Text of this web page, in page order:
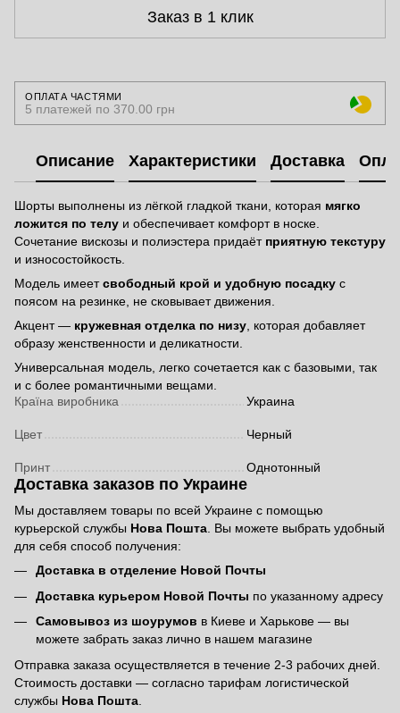
Заказ в 1 клик
ОПЛАТА ЧАСТЯМИ
5 платежей по 370.00 грн
Описание Характеристики Доставка
Шорты выполнены из лёгкой гладкой ткани, которая мягко
ложится по телу и обеспечивает комфорт в носке.
Сочетание вискозы и полиэстера придаёт приятную текстуру
и износостойкость.
Модель имеетсвободный крой и удобную посадку с
поясом на резинке, не сковывает движения.
Акцент — кружевная отделка по низу , которая добавляет
образу женственности и деликатности.
Универсальная модель, легко сочетается как с базовыми, так
и с более романтичными вещами.
Країна виробника
Украина
Цвет Черный
Принт Однотонный
Доставка заказов по Украине
Мы доставляем товары по всей Украине с помощью
курьерской службы Нова Пошта. Вы можете выбрать удобный
для себя способ получения:
Доставка в отделение Новой Почты
Доставка курьером Новой Почты по указанному адресу
Самовывоз из шоурумов в Киеве и Харькове — вы
можете забрать заказ лично в нашем магазине
Отправка заказа осуществляется в течение 2-3 рабочих дней.
Стоимость доставки — согласно тарифам логистической
службы Нова Пошта